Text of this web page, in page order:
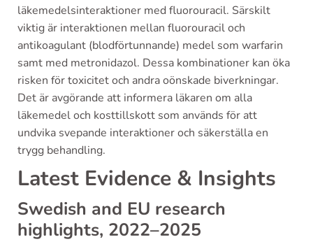
läkemedelsinteraktioner med fluorouracil. Särskilt
viktig är interaktionen mellan fluorouracil och
antikoagulant (blodförtunnande) medel som warfarin
samt med metronidazol. Dessa kombinationer kan öka
risken för toxicitet och andra oönskade biverkningar.
Det är avgörande att informera läkaren om alla
läkemedel och kosttillskott som används för att
undvika svepande interaktioner och säkerställa en
trygg behandling.
Latest Evidence & Insights
Swedish and EU research
highlights, 2022–2025